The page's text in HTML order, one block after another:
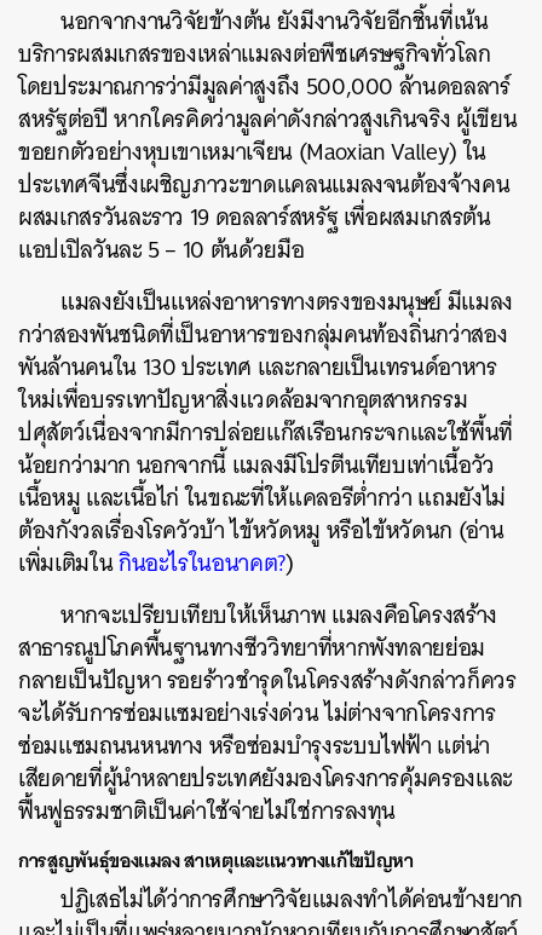
นอกจากงานวิจัยข้างต้น ยังมีงานวิจัยอีกชิ้นที่เน้น
บริการผสมเกสรของเหล่าแมลงต่อพืชเศรษฐกิจทั่วโลก
โดยประมาณการว่ามีมูลค่าสูงถึง 500,000 ล้านดอลลาร์
สหรัฐต่อปี หากใครคิดว่ามูลค่าดังกล่าวสูงเกินจริง ผู้เขียน
ขอยกตัวอย่างหุบเขาเหมาเจียน (Maoxian Valley) ใน
ประเทศจีนซึ่งเผชิญภาวะขาดแคลนแมลงจนต้องจ้างคน
ผสมเกสรวันละราว 19 ดอลลาร์สหรัฐ เพื่อผสมเกสรต้น
แอปเปิลวันละ 5 – 10 ต้นด้วยมือ
แมลงยังเป็นแหล่งอาหารทางตรงของมนุษย์ มีแมลง
กว่าสองพันชนิดที่เป็นอาหารของกลุ่มคนท้องถิ่นกว่าสอง
พันล้านคนใน 130 ประเทศ และกลายเป็นเทรนด์อาหาร
ใหม่เพื่อบรรเทาปัญหาสิ่งแวดล้อมจากอุตสาหกรรม
ปศุสัตว์เนื่องจากมีการปล่อยแก๊สเรือนกระจกและใช้พื้นที่
น้อยกว่ามาก นอกจากนี้ แมลงมีโปรตีนเทียบเท่าเนื้อวัว
เนื้อหมู และเนื้อไก่ ในขณะที่ให้แคลอรีต่ำกว่า แถมยังไม่
ต้องกังวลเรื่องโรควัวบ้า ไข้หวัดหมู หรือไข้หวัดนก (อ่าน
เพิ่มเติมในกินอะไรในอนาคต?)
หากจะเปรียบเทียบให้เห็นภาพ แมลงคือโครงสร้าง
สาธารณูปโภคพื้นฐานทางชีววิทยาที่หากพังทลายย่อม
กลายเป็นปัญหา รอยร้าวชำรุดในโครงสร้างดังกล่าวก็ควร
จะได้รับการซ่อมแซมอย่างเร่งด่วน ไม่ต่างจากโครงการ
ซ่อมแซมถนนหนทาง หรือซ่อมบำรุงระบบไฟฟ้า แต่น่า
เสียดายที่ผู้นำหลายประเทศยังมองโครงการคุ้มครองและ
ฟื้นฟูธรรมชาติเป็นค่าใช้จ่ายไม่ใช่การลงทุน
การสูญพันธุ์ของแมลง สาเหตุและแนวทางแก้ไขปัญหา
ปฏิเสธไม่ได้ว่าการศึกษาวิจัยแมลงทำได้ค่อนข้างยาก